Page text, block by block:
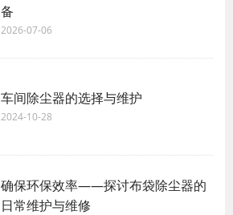
备
2026-07-06
车间除尘器的选择与维护
2024-10-28
确保环保效率——探讨布袋除尘器的
日常维护与维修